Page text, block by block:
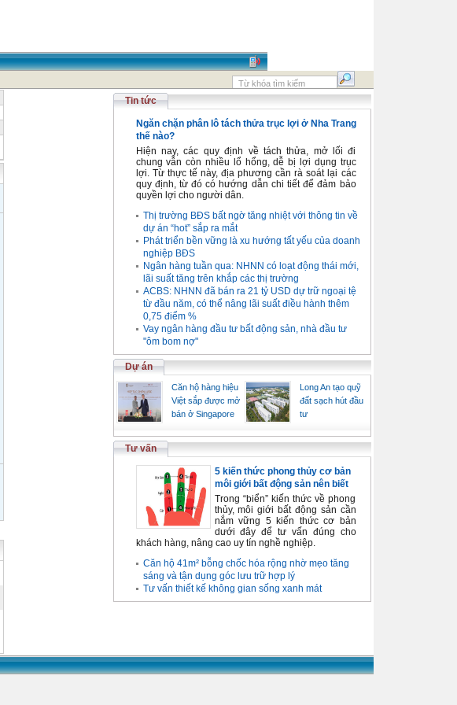
Tin tức
Ngăn chặn phân lô tách thửa trục lợi ở Nha Trang
thế nào?
Hiện nay, các quy định về tách thửa, mở lối đi
chung vẫn còn nhiều lổ hổng, dễ bị lợi dụng trục
lợi. Từ thực tế này, địa phương cần rà soát lại các
quy định, từ đó có hướng dẫn chi tiết để đảm bảo
quyền lợi cho người dân.
Thị trường BĐS bất ngờ tăng nhiệt với thông tin về
dự án “hot” sắp ra mắt
Phát triển bền vững là xu hướng tất yếu của doanh
nghiệp BĐS
Ngân hàng tuần qua: NHNN có loạt động thái mới,
lãi suất tăng trên khắp các thị trường
ACBS: NHNN đã bán ra 21 tỷ USD dự trữ ngoại tệ
từ đầu năm, có thể nâng lãi suất điều hành thêm
0,75 điểm %
Vay ngân hàng đầu tư bất động sản, nhà đầu tư
"ôm bom nợ"
Dự án
Căn hộ hàng hiệu
Việt sắp được mở
bán ở Singapore
Long An tạo quỹ
đất sạch hút đầu
tư
Tư vấn
5 kiến thức phong thủy cơ bản
môi giới bất động sản nên biết
Trong “biển” kiến thức về phong
thủy, môi giới bất động sản cần
nắm vững 5 kiến thức cơ bản
dưới đây để tư vấn đúng cho
khách hàng, nâng cao uy tín nghề nghiệp.
Căn hộ 41m² bỗng chốc hóa rộng nhờ mẹo tăng
sáng và tận dụng góc lưu trữ hợp lý
Tư vấn thiết kế không gian sống xanh mát